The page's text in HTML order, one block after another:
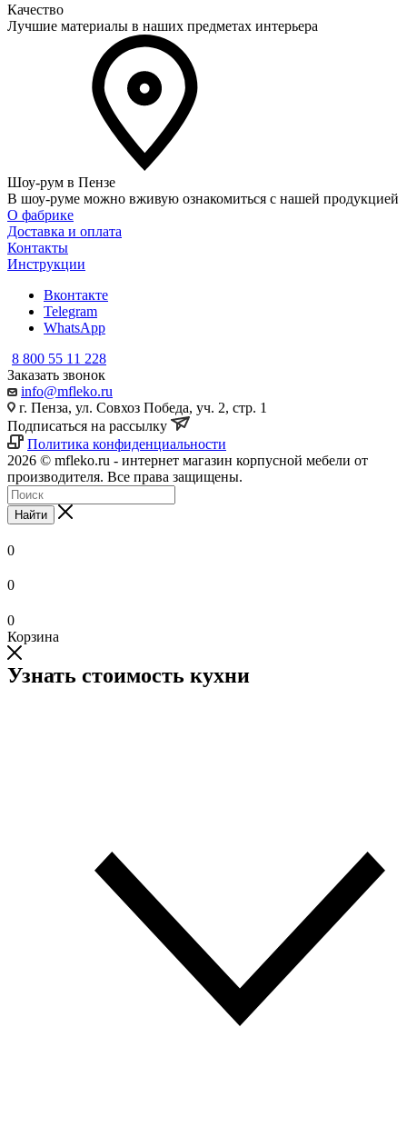
Качество
Лучшие материалы в наших предметах интерьера
Шоу-рум в Пензе
В шоу-руме можно вживую ознакомиться с нашей продукцией
О фабрике
Доставка и оплата
Контакты
Инструкции
Вконтакте
Telegram
WhatsApp
8 800 55 11 228
Заказать звонок
info@mfleko.ru
г. Пенза, ул. Совхоз Победа, уч. 2, стр. 1
Подписаться на рассылку
Политика конфиденциальности
2026 © mfleko.ru - интернет магазин корпусной мебели от
производителя. Все права защищены.
Найти
0
0
0
Корзина
Узнать стоимость кухни